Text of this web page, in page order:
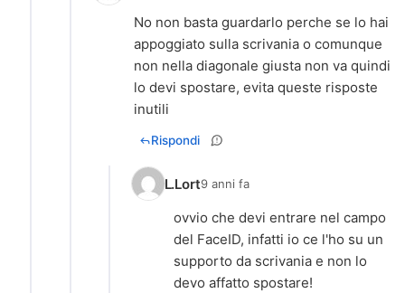
No non basta guardarlo perche se lo hai
appoggiato sulla scrivania o comunque
non nella diagonale giusta non va quindi
lo devi spostare, evita queste risposte
inutili
Rispondi
L.Lort9 anni fa
ovvio che devi entrare nel campo
del FaceID, infatti io ce l'ho su un
supporto da scrivania e non lo
devo affatto spostare!